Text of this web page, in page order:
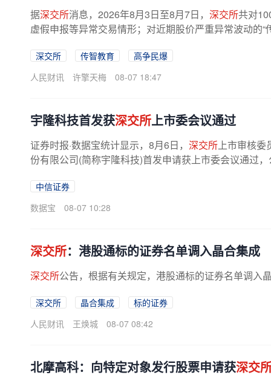
据深交所消息，2026年8月3日至8月7日， 深交所共对
虚假申报等异常交易情形；对近期股价严重异常波动的“
深交所 传智教育
高争民爆
人民财讯
许擎天梅 08-07 18:47
宇隆科技首发获深交所上市委会议通过
证券时报·数据宝统计显示，8月6日， 深交所上市审核委
份有限公司(简称宇隆科技)首发申请获上市委会议通过
中信证券
数据宝
08-07 10:28
深交所：港股通标的证券名单调入晶合集成
深交所公告，根据有关规定，港股通标的证券名单调入
深交所 晶合集成
标的证券
人民财讯
王焕城 08-07 08:42
北摩高科：向特定对象发行股票申请获深交